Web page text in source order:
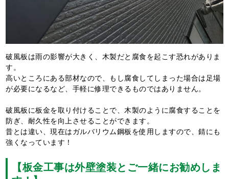
破風板は雨の影響が大きく、木製だと腐食を起こす恐れがありま
す。
高いところにある部材なので、もし腐食してしまった場合は足場
が必要になるなど、手軽に修理できるものではありません。
破風板に板金を取り付けることで、木製のように腐食することを
防ぎ、耐久性を向上させることができます。
昔とは違い、現在はガルバリウム鋼板を使用しますので、錆にも
強くなっています！
【板金工事は外壁塗装とご一緒にお勧めしま